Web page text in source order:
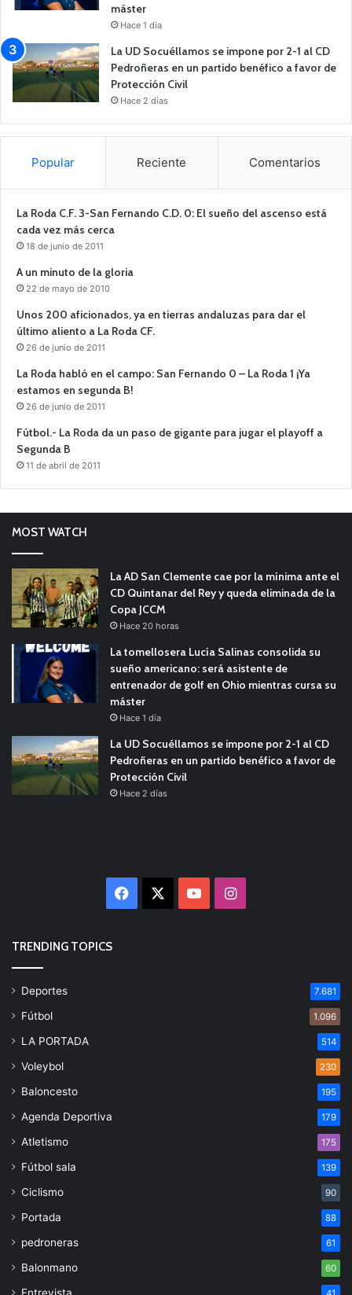
máster
Hace 1 día
La UD Socuéllamos se impone por 2-1 al CD
Pedroñeras en un partido benéfico a favor de
Protección Civil
Hace 2 días
Popular Reciente Comentarios
La Roda C.F. 3-San Fernando C.D. 0: El sueño del ascenso está
cada vez más cerca
18 de junio de 2011
A un minuto de la gloria
22 de mayo de 2010
Unos 200 aficionados, ya en tierras andaluzas para dar el
último aliento a La Roda CF.
26 de junio de 2011
La Roda habló en el campo: San Fernando 0 – La Roda 1 ¡Ya
estamos en segunda B!
26 de junio de 2011
Fútbol.- La Roda da un paso de gigante para jugar el playoff a
Segunda B
11 de abril de 2011
MOST WATCH
La AD San Clemente cae por la mínima ante el
CD Quintanar del Rey y queda eliminada de la
Copa JCCM
Hace 20 horas
La tomellosera Lucía Salinas consolida su
sueño americano: será asistente de
entrenador de golf en Ohio mientras cursa su
máster
Hace 1 día
La UD Socuéllamos se impone por 2-1 al CD
Pedroñeras en un partido benéfico a favor de
Protección Civil
Hace 2 días
Facebook YouTubeInstagram
TRENDING TOPICS
Deportes 7.681
Fútbol 1.096
LA PORTADA 514
Voleybol 230
Baloncesto 195
Agenda Deportiva 179
Atletismo 175
Fútbol sala 139
Ciclismo 90
Portada 88
pedroneras 61
Balonmano 60
Entrevista